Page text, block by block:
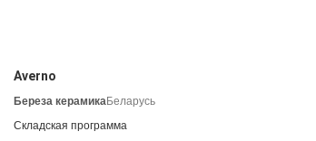
Averno
Береза керамикаБеларусь
Складская программа